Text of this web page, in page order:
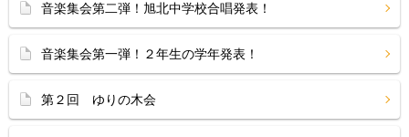
音楽集会第二弾！旭北中学校合唱発表！
音楽集会第一弾！２年生の学年発表！
第２回 ゆりの木会